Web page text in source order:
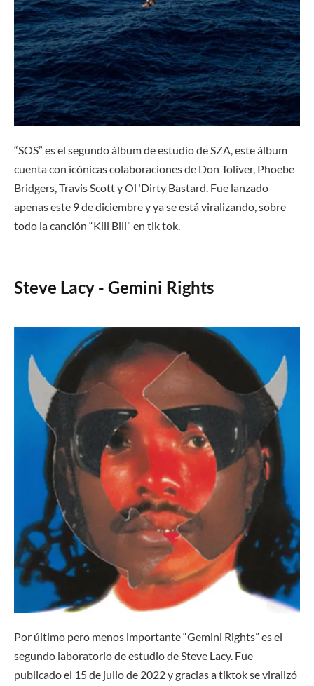
“SOS” es el segundo álbum de estudio de SZA, este álbum
cuenta con icónicas colaboraciones de Don Toliver, Phoebe
Bridgers, Travis Scott y Ol ‘Dirty Bastard. Fue lanzado
apenas este 9 de diciembre y ya se está viralizando, sobre
todo la canción “Kill Bill” en tik tok.
Steve Lacy - Gemini Rights
Por último pero menos importante “Gemini Rights” es el
segundo laboratorio de estudio de Steve Lacy. Fue
publicado el 15 de julio de 2022 y gracias a tiktok se viralizó